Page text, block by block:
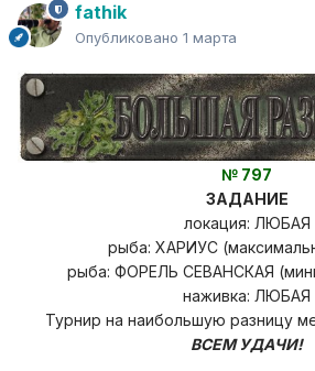
fathik
Опубликовано 1 марта
№ 797
ЗАДАНИЕ
локация: ЛЮБАЯ
рыба: ХАРИУС
рыба: ФОРЕЛЬ СЕВАНСКАЯ
наживка: ЛЮБАЯ
Турнир на наибольшую разницу
ВСЕМ УДАЧИ!